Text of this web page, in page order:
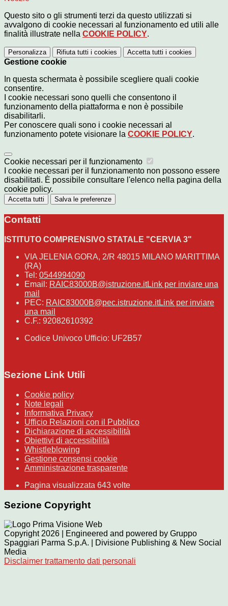
Questo sito o gli strumenti terzi da questo utilizzati si
avvalgono di cookie necessari al funzionamento ed utili alle
finalità illustrate nella COOKIE POLICY.
Personalizza Rifiuta tutti i cookies Accetta tutti i cookies
Gestione cookie
In questa schermata è possibile scegliere quali cookie
consentire.
I cookie necessari sono quelli che consentono il
funzionamento della piattaforma e non è possibile
disabilitarli.
Per conoscere quali sono i cookie necessari al
funzionamento potete visionare la COOKIE POLICY.
Cookie necessari per il funzionamento
I cookie necessari per il funzionamento non possono essere
disabilitati. È possibile consultare l'elenco nella pagina della
cookie policy.
Accetta tutti Salva le preferenze
Contatti
ISTITUTO COMPRENSIVO STATALE "CERVIA 3"
VIA JELENIA GORA, 2/R 48015 MILANO MARITTIMA
(RA)
Tel: 0544994090
Email: RAIC83000B@istruzione.itLink per inviare una
mail
PEC: RAIC83000B@pec.istruzione.itLink per inviare
una mail
C.F.: 92082610392
Codice Univoco Ufficio: UF2B57
Sezione Link Utili
Cookie policy
Note legali
Informativa Privacy
Ufficio Relazioni con il Pubblico
Dichiarazione di accessibilità
Obiettivi di accessibilità
Whistleblowing
Gestione consensi cookie
Amministrazione trasparente
Pagina visualizzata 643 volte
Sezione Copyright
Copyright 2026 | Engineered and powered by Gruppo
Spaggiari Parma S.p.A. | Divisione Publishing & New Social
Media
Disclaimer trattamento dati personali